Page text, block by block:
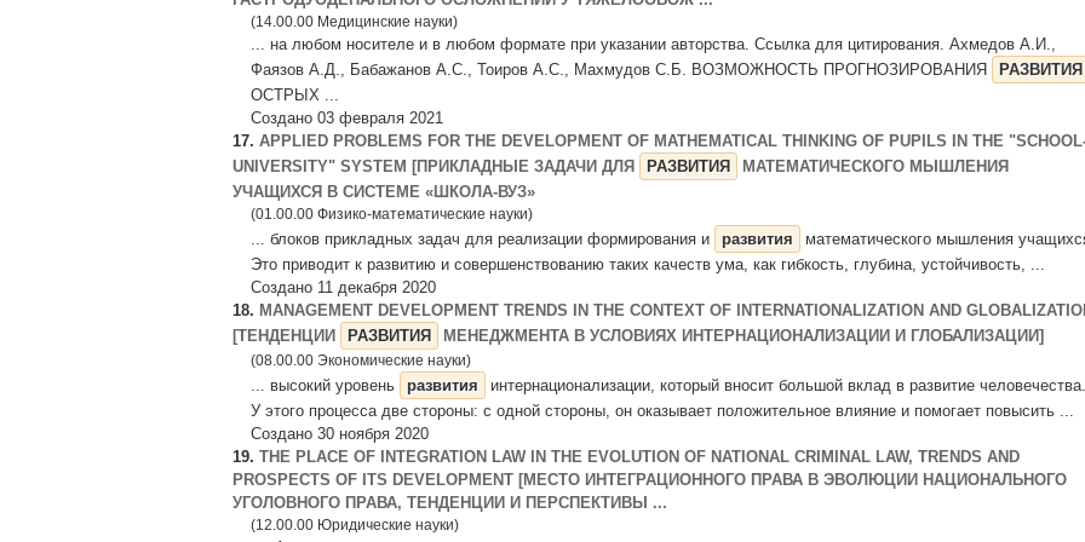
(14.00.00 Медицинские науки)
... на любом носителе и в любом формате при указании авторства. Ссылка для цитирования. Ахмедов А.И.,
Фаязов А.Д., Бабажанов А.С., Тоиров А.С., Махмудов С.Б. ВОЗМОЖНОСТЬ ПРОГНОЗИРОВАНИЯ
РАЗВИТИЯ
ОСТРЫХ ...
Создано 03 февраля 2021
17. APPLIED PROBLEMS FOR THE DEVELOPMENT OF MATHEMATICAL THINKING OF PUPILS IN THE
UNIVERSITY" SYSTEM [ПРИКЛАДНЫЕ ЗАДАЧИ ДЛЯ
РАЗВИТИЯ
МАТЕМАТИЧЕСКОГО МЫШЛЕНИЯ
УЧАЩИХСЯ В СИСТЕМЕ «ШКОЛА-ВУЗ»
(01.00.00 Физико-математические науки)
... блоков при­кладных задач для реализации формирования и развития
математиче­ского мышления
Это приводит к развитию и совершенствованию таких качеств ума, как гиб­кость, глубина, устойчивость, ...
Создано 11 декабря 2020
18. MANAGEMENT DEVELOPMENT TRENDS IN THE CONTEXT OF INTERNATIONALIZATION AND
[ТЕНДЕНЦИИ
РАЗВИТИЯ МЕНЕДЖМЕНТА В УСЛОВИЯХ ИНТЕРНАЦИОНАЛИЗАЦИИ И ГЛОБАЛИЗАЦИИ]
(08.00.00 Экономические науки)
... высокий уровень развития
интернационализации, который вносит большой вклад в развитие человечества.
У этого процесса две стороны: с одной стороны, он оказывает положительное влияние и помогает повысить ...
Создано 30 ноября 2020
19. THE PLACE OF INTEGRATION LAW IN THE EVOLUTION OF NATIONAL CRIMINAL LAW, TRENDS AND
PROSPECTS OF ITS DEVELOPMENT [МЕСТО ИНТЕГРАЦИОННОГО ПРАВА В ЭВОЛЮЦИИ НАЦИОНАЛЬНОГО
УГОЛОВНОГО ПРАВА, ТЕНДЕНЦИИ И ПЕРСПЕКТИВЫ ...
(12.00.00 Юридические науки)